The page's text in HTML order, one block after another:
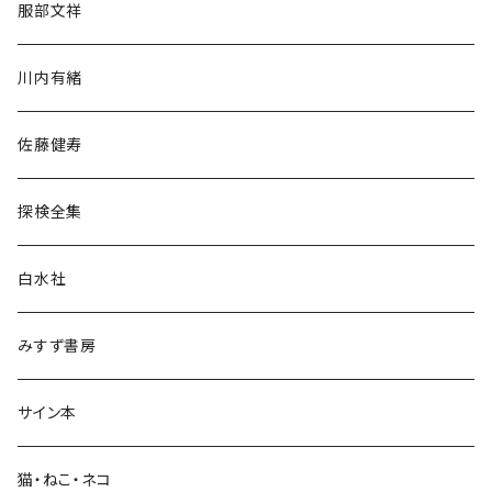
民族・風習
言語・ことば
服部文祥
川内有緒
佐藤健寿
探検全集
白水社
みすず書房
サイン本
猫・ねこ・ネコ